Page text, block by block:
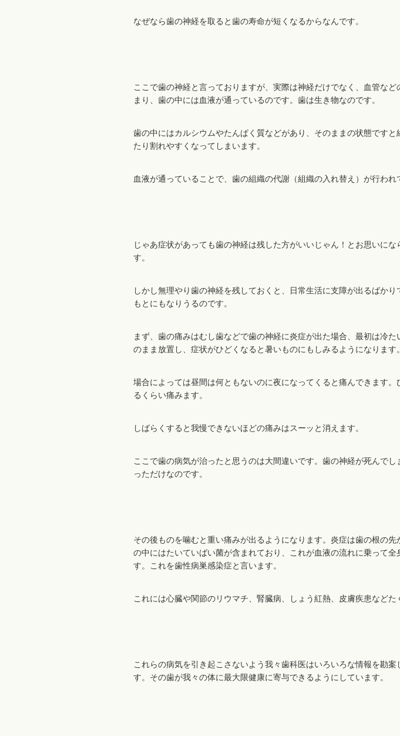
なぜなら歯の神経を取ると歯の寿命が短くなるからなんです。
ここで歯の神経と言っておりますが、実際は神経だけでなく、血管な
まり、歯の中には血液が通っているのです。歯は生き物なのです。
歯の中にはカルシウムやたんぱく質などがあり、そのままの状態ですと
たり割れやすくなってしまいます。
血液が通っていることで、歯の組織の代謝（組織の入れ替え）が行われ
じゃあ症状があっても歯の神経は残した方がいいじゃん！とお思いにな
す。
しかし無理やり歯の神経を残しておくと、日常生活に支障が出るばか
もとにもなりうるのです。
まず、歯の痛みはむし歯などで歯の神経に炎症が出た場合、最初は冷
のまま放置し、症状がひどくなると暑いものにもしみるようになります。
場合によっては昼間は何ともないのに夜になってくると痛んできます。
るくらい痛みます。
しばらくすると我慢できないほどの痛みはスーッと消えます。
ここで歯の病気が治ったと思うのは大間違いです。歯の神経が死んで
っただけなのです。
その後ものを噛むと重い痛みが出るようになります。炎症は歯の根の先
の中にはたいていばい菌が含まれており、これが血液の流れに乗って
す。これを歯性病巣感染症と言います。
これには心臓や関節のリウマチ、腎臓病、しょう紅熱、皮膚疾患などた
これらの病気を引き起こさないよう我々歯科医はいろいろな情報を勘案
す。その歯が我々の体に最大限健康に寄与できるようにしています。